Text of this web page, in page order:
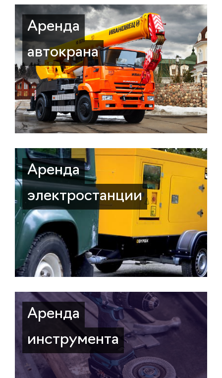
Аренда
автокрана
Аренда
электростанции
Аренда
инструмента